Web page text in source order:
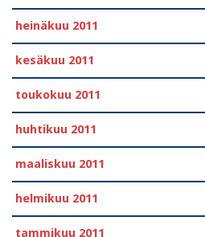
heinäkuu 2011
kesäkuu 2011
toukokuu 2011
huhtikuu 2011
maaliskuu 2011
helmikuu 2011
tammikuu 2011